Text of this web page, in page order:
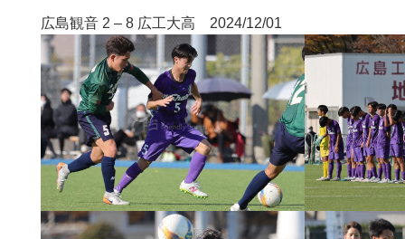
広島観音 2 – 8 広工大高 2024/12/01